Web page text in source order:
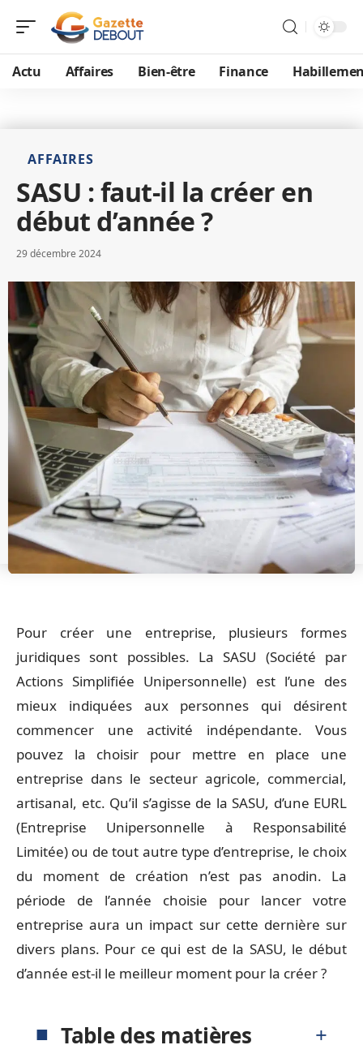
Actu Affaires Bien-être Finance
AFFAIRES
SASU : faut-il la créer en
début d’année ?
29 décembre 2024
Pour créer une entreprise, plusieurs formes
juridiques sont possibles. La SASU (Société par
Actions Simplifiée Unipersonnelle) est l’une des
mieux indiquées aux personnes qui désirent
commencer une activité indépendante. Vous
pouvez la choisir pour mettre en place une
entreprise dans le secteur agricole, commercial,
artisanal, etc. Qu’il s’agisse de la SASU, d’une EURL
(Entreprise Unipersonnelle à Responsabilité
Limitée) ou de tout autre type d’entreprise, le choix
du moment de création n’est pas anodin. La
période de l’année choisie pour lancer votre
entreprise aura un impact sur cette dernière sur
divers plans. Pour ce qui est de la SASU, le début
d’année est-il le meilleur moment pour la créer ?
Table des matières